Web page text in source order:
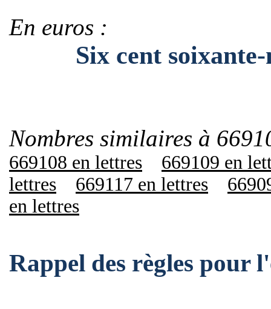
En euros :
Six cent soixante-
Nombres similaires à
669108 en lettres
669109 en
lettres
669117 en lettres
en lettres
Rappel des règles pour